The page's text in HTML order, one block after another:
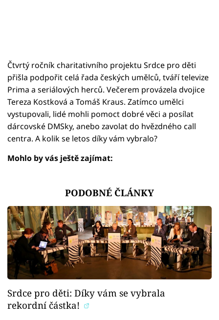
Čtvrtý ročník charitativního projektu Srdce pro děti
přišla podpořit celá řada českých umělců, tváří televize
Prima a seriálových herců. Večerem provázela dvojice
Tereza Kostková a Tomáš Kraus. Zatímco umělci
vystupovali, lidé mohli pomoct dobré věci a posílat
dárcovské DMSky, anebo zavolat do hvězdného call
centra. A kolik se letos díky vám vybralo?
Mohlo by vás ještě zajímat:
PODOBNÉ ČLÁNKY
Srdce pro děti: Díky vám se vybrala
rekordní částka!